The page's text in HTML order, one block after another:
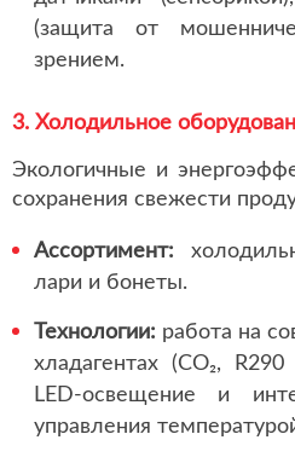
(защита от
зрением.
3. Холодильное
Экологичные и
сохранения свежести
Ассортимент:
лари и бонеты.
Технологии: работа на
хладагентах (CO₂,
LED-освещение и
управления